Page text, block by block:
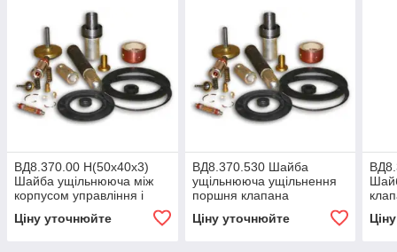
ВД8.370.00 Н(50х40х3)
Шайба ущільнююча між
корпусом управління і
Ціну уточнюйте
ВД8.370.530 Шайба
ущільнююча ущільнення
поршня клапана
супроводжуючого контакту
Ціну уточнюйте